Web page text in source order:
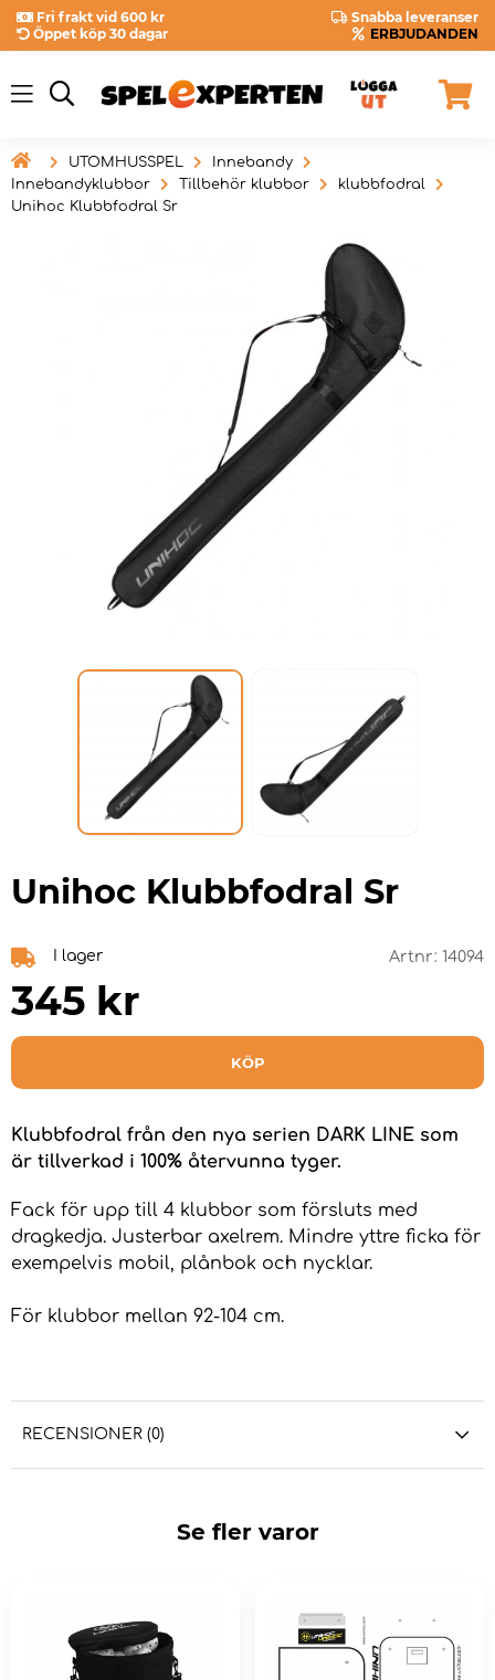
Fri frakt vid 600 kr
Snabba leveranser
Öppet köp 30 dagar
ERBJUDANDEN
 UTOMHUSSPEL
Innebandy
Innebandyklubbor
Tillbehör klubbor
klubbfodral
Unihoc Klubbfodral Sr
Unihoc Klubbfodral Sr
I lager Artnr: 14094
345 kr
KÖP
Klubbfodral från den nya serien DARK LINE som
är tillverkad i 100% återvunna tyger.
Fack för upp till 4 klubbor som försluts med
dragkedja. Justerbar axelrem. Mindre yttre ficka för
exempelvis mobil, plånbok och nycklar.
För klubbor mellan 92-104 cm.
RECENSIONER (0)
Se fler varor